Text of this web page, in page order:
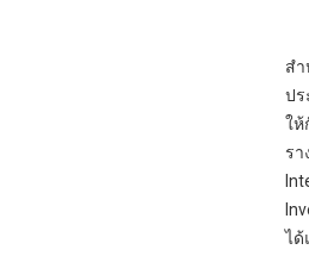
ส
ปร
ให้
รา
ได้